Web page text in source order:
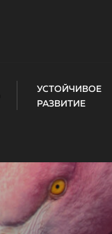
УСТОЙЧИВОЕ
РАЗВИТИЕ